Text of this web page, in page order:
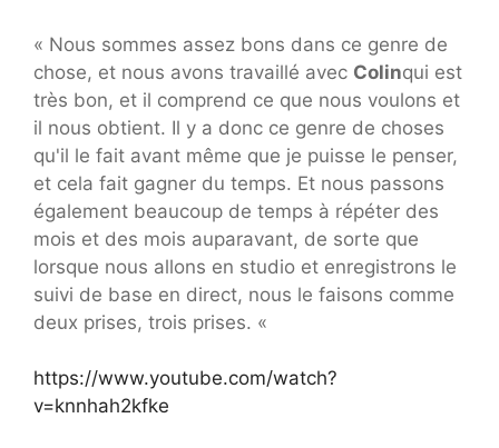
« Nous sommes assez bons dans ce genre de
chose, et nous avons travaillé avec Colinqui est
très bon, et il comprend ce que nous voulons et
il nous obtient. Il y a donc ce genre de choses
qu'il le fait avant même que je puisse le penser,
et cela fait gagner du temps. Et nous passons
également beaucoup de temps à répéter des
mois et des mois auparavant, de sorte que
lorsque nous allons en studio et enregistrons le
suivi de base en direct, nous le faisons comme
deux prises, trois prises. «
https://www.youtube.com/watch?
v=knnhah2kfke